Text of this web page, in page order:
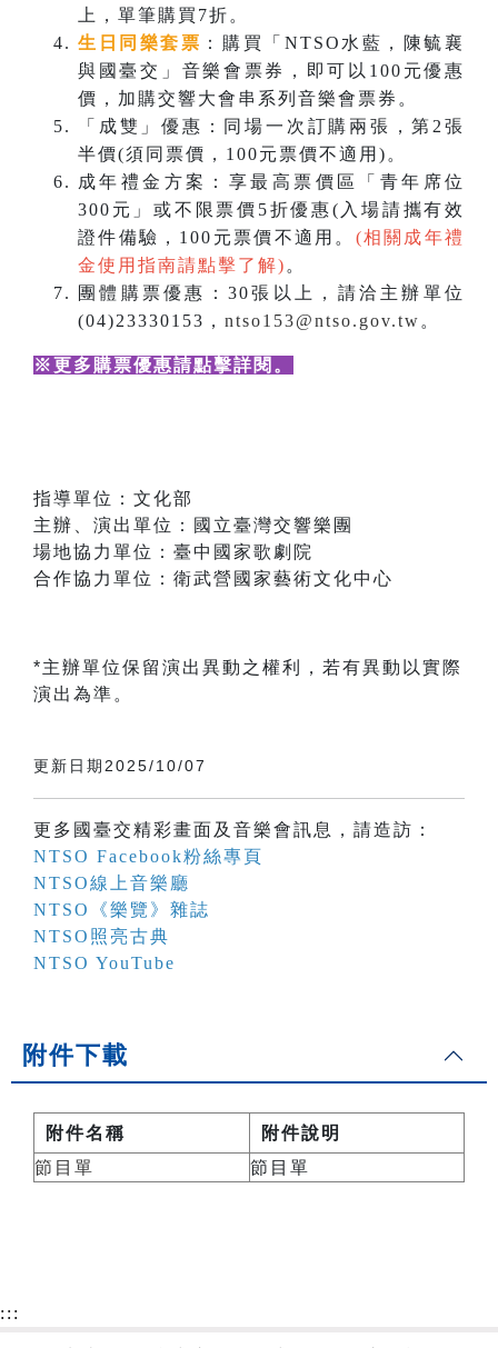
上，單筆購買7折。
生日同樂套票 ：購買「NTSO水藍，陳毓襄
與國臺交」音樂會票券，即可以100元優惠
價，加購交響大會串系列音樂會票券。
「成雙」優惠：同場一次訂購兩張，第2張
半價(須同票價，100元票價不適用)。
成年禮金方案：享最高票價區「青年席位
300元」或不限票價5折優惠(入場請攜有效
證件備驗，100元票價不適用。 (相關成年禮
金使用指南請點擊了解) 。
團體購票優惠：30張以上，請洽主辦單位
(04)23330153， ntso153@ntso.gov.tw 。
※更多購票優惠請點擊詳閱 。
指導單位：文化部
主辦、演出單位：國立臺灣交響樂團
場地協力單位：臺中國家歌劇院
合作協力單位：衛武營國家藝術文化中心
*主辦單位保留演出異動之權利，若有異動以實際
演出為準。
更新日期2025/10/07
更多國臺交精彩畫面及音樂會訊息，請造訪：
NTSO Facebook粉絲專頁
NTSO線上音樂廳
NTSO《樂覽》雜誌
NTSO照亮古典
NTSO YouTube
附件下載
附件名稱
附件說明
節目單
節目單
:::